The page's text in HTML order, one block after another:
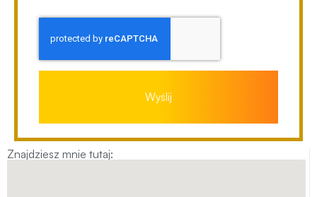
Znajdziesz mnie tutaj:
Wyślij